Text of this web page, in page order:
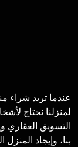
عندما تريد شراء
لمنزلنا نحتاج
التسويق العقاري
بنا، وإيجاد